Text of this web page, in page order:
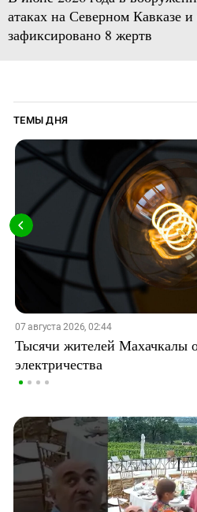
атаках на Северном Кавказе
зафиксировано 8 жертв
ТЕМЫ ДНЯ
07 августа 2026, 02:44
Тысячи жителей Махачкалы
электричества